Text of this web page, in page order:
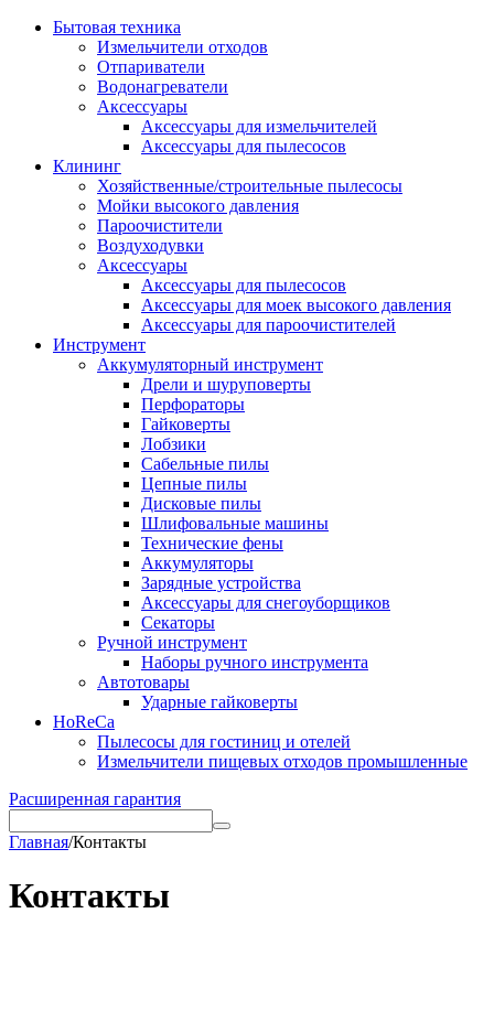
Бытовая техника
Измельчители отходов
Отпариватели
Водонагреватели
Аксессуары
Аксессуары для измельчителей
Аксессуары для пылесосов
Клининг
Хозяйственные/строительные пылесосы
Мойки высокого давления
Пароочистители
Воздуходувки
Аксессуары
Аксессуары для пылесосов
Аксессуары для моек высокого давления
Аксессуары для пароочистителей
Инструмент
Аккумуляторный инструмент
Дрели и шуруповерты
Перфораторы
Гайковерты
Лобзики
Сабельные пилы
Цепные пилы
Дисковые пилы
Шлифовальные машины
Технические фены
Аккумуляторы
Зарядные устройства
Аксессуары для снегоуборщиков
Секаторы
Ручной инструмент
Наборы ручного инструмента
Автотовары
Ударные гайковерты
HoReCa
Пылесосы для гостиниц и отелей
Измельчители пищевых отходов промышленные
Расширенная гарантия
Главная/Контакты
Контакты